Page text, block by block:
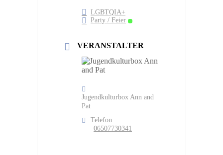
LGBTQIA+
Party / Feier
VERANSTALTER
Jugendkulturbox Ann and
Pat
Telefon
06507730341